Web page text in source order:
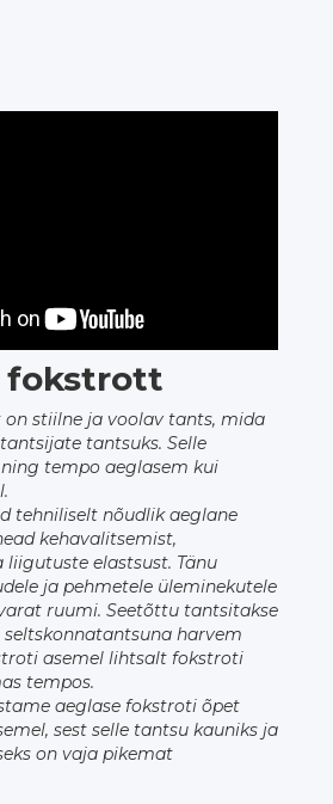
fokstrott
stiilne ja voolav tants, mida
tantsuks. Selle
tempo aeglasem kui
tehniliselt nõudlik aeglane
kehavalitsemist,
elastsust. Tänu
ja pehmetele üleminekutele
ruumi. Seetõttu tantsitakse
harvem
asemel lihtsalt fokstroti
tempos.
aeglase fokstroti õpet
sest selle tantsu kauniks ja
on vaja pikemat